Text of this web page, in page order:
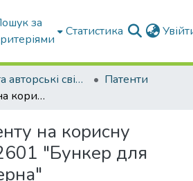
за
Статистика
Патенти та авторські свідоцтва
Патенти
Опис до патенту на корисну модель № 62601 "Бункер для зберігання зерна"
на корисну
"Бункер для